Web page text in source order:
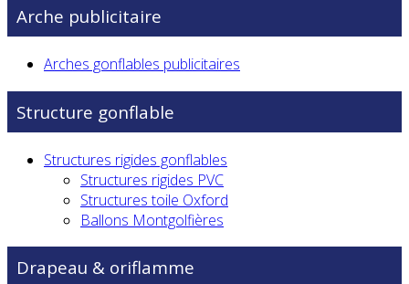
Arche publicitaire
Arches gonflables publicitaires
Structure gonflable
Structures rigides gonflables
Structures rigides PVC
Structures toile Oxford
Ballons Montgolfières
Drapeau & oriflamme